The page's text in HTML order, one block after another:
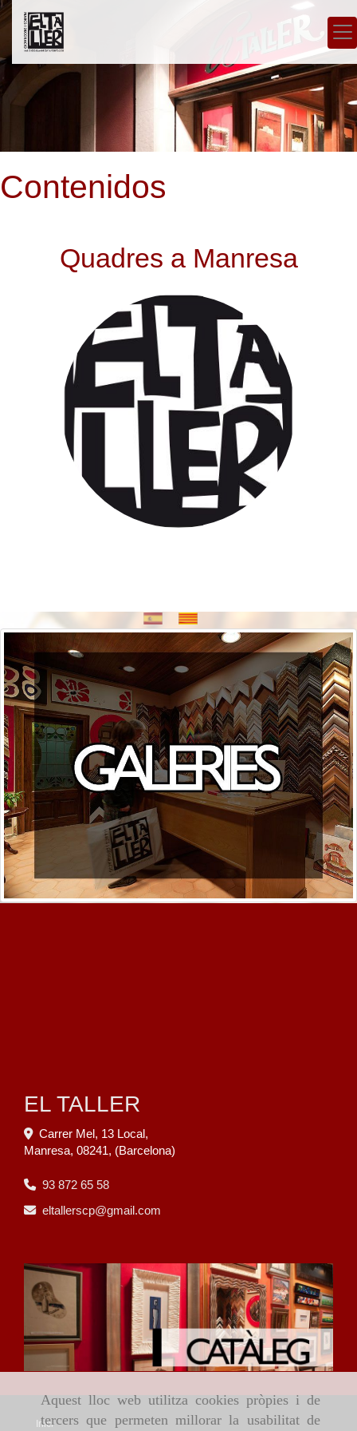
Aquest lloc web utilitza cookies pròpies i de
tercers que permeten millorar la usabilitat de
Contenidos
Quadres a Manresa
EL TALLER
Carrer Mel, 13 Local,
Manresa, 08241, (Barcelona)
93 872 65 58
eltallerscp
gmail.com
Inici